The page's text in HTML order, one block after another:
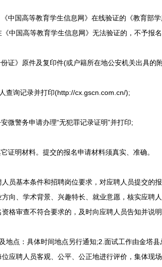
国高等教育学生信息网》在线验证的《教育部
中国高等教育学生信息网》无法验证的，不予报
》原件及复印件(或户籍所在地公安机关出具的
询记录并打印(http://cx.gscn.com.cn/);
警务申请办理“无犯罪记录证明”并打印;
明材料。提交的报名申请材料须真实、准确。
基本条件和招聘岗位要求，对应聘人员提交的
向、学术背景、兴趣特长、就业意愿，核实应聘
格审查不符合要求的，及时向应聘人员告知并说
点：具体时间地点另行通知;2.面试工作由金塔县
应聘人员客观、公平、公正地进行评价，集体现